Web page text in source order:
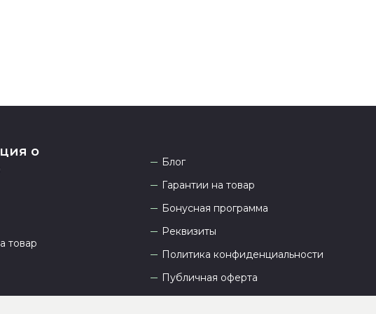
о
товар
Блог
Гарантии на товар
Бонусная программа
Реквизиты
Политика конфиденциальности
Публичная оферта